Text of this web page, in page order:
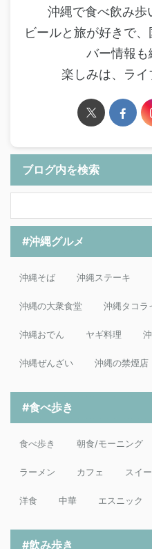
沖縄で食べ飲み歩
ビールと旅が好きで
バー情報も
楽しみは、ライ
ブログ内を検索
#沖縄グルメ
沖縄そば 沖縄ステーキ
沖縄の大衆食堂 沖縄タコラ
沖縄おでん ヤギ料理
沖縄ぜんざい 沖縄の禁煙店
#食べ歩き
食べ歩き 朝食/モーニング
ラーメン カフェ スイ
洋食 中華 エスニック
#飲み歩き